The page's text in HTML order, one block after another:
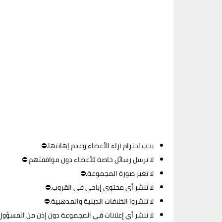
يجب احترام آراء الأعضاء وعدم إهانتها.⛔
لا ترسل رسائل خاصة للأعضاء دون موافقتهم.⛔
لا تغير صورة المجموعة.⛔
لا تنشر أي محتوى إباحي في القروب.⛔
لا تنشروا الخلافات الدينية والمذهبية.⛔
لا تنشر أي إعلانات في المجموعة دون إذن من